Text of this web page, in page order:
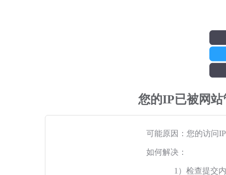
您的IP已被网
可能原因：您的访问
如何解决：
1）检查提交